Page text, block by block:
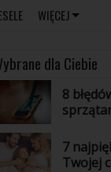
WIĘCEJ
dla Ciebie
8
7
Twojej